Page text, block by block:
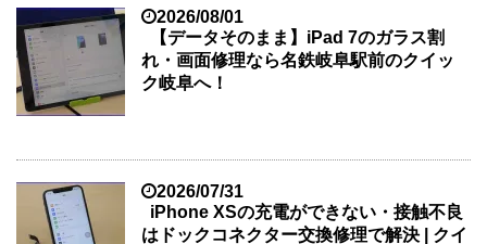
2026/08/01
【データそのまま】iPad 7のガラス割
れ・画面修理なら名鉄岐阜駅前のクイッ
ク岐阜へ！
2026/07/31
iPhone XSの充電ができない・接触不良
はドックコネクター交換修理で解決 | クイ